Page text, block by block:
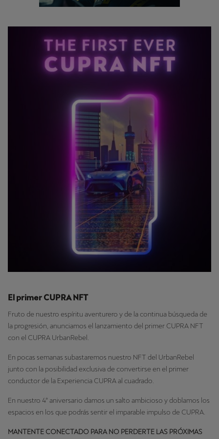
El primer CUPRA NFT
Fruto de nuestro espíritu aventurero y de la continua búsqueda de
la progresión, anunciamos el lanzamiento del primer CUPRA NFT
con el CUPRA UrbanRebel.
En pocas semanas subastaremos nuestro NFT del UrbanRebel
junto con la posibilidad exclusiva de convertirse en el primer
conductor de la Experiencia CUPRA al cuadrado.
En nuestro 4º aniversario damos un salto ambicioso y doblamos los
espacios en los que podrás sentir el imparable impulso de CUPRA.
MANTENTE CONECTADO PARA NO PERDERTE LAS PRÓXIMAS